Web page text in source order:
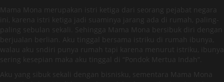
Mama Mona merupakan istri ketiga dari seorang pejabat negara
ini, karena istri ketiga jadi suaminya jarang ada di rumah, paling-
paling sebulan sekali. Sehingga Mama Mona bersibuk diri dengan
berjualan berlian. Aku tinggal bersama istriku di rumah ibunya,
walau aku sndiri punya rumah tapi karena menurut istriku, ibunya
sering kesepian maka aku tinggal di “Pondok Mertua Indah”.
Aku yang sibuk sekali dengan bisnisku, sementara Mama Mona